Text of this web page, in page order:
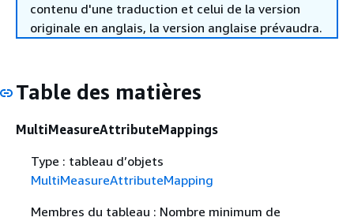
contenu d'une traduction et celui de la version
originale en anglais, la version anglaise prévaudra.
Table des matières
MultiMeasureAttributeMappings
Type : tableau d’objets
MultiMeasureAttributeMapping
Membres du tableau : Nombre minimum de